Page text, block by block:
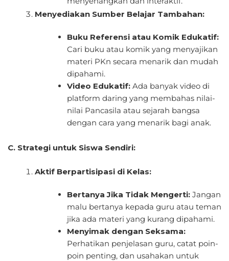
Menyediakan Sumber Belajar Tambahan:
Buku Referensi atau Komik Edukatif:
Cari buku atau komik yang menyajikan
materi PKn secara menarik dan mudah
dipahami.
Video Edukatif:Ada banyak video di
platform daring yang membahas nilai-
nilai Pancasila atau sejarah bangsa
dengan cara yang menarik bagi anak.
C. Strategi untuk Siswa Sendiri:
Aktif Berpartisipasi di Kelas:
Bertanya Jika Tidak Mengerti:Jangan
malu bertanya kepada guru atau teman
jika ada materi yang kurang dipahami.
Menyimak dengan Seksama:
Perhatikan penjelasan guru, catat poin-
poin penting, dan usahakan untuk